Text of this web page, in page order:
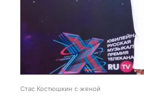
Стас Костюшкин с женой